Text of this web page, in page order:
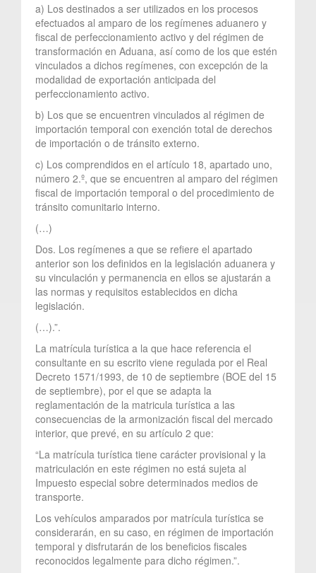
a) Los destinados a ser utilizados en los procesos
efectuados al amparo de los regímenes aduanero y
fiscal de perfeccionamiento activo y del régimen de
transformación en Aduana, así como de los que estén
vinculados a dichos regímenes, con excepción de la
modalidad de exportación anticipada del
perfeccionamiento activo.
b) Los que se encuentren vinculados al régimen de
importación temporal con exención total de derechos
de importación o de tránsito externo.
c) Los comprendidos en el artículo 18, apartado uno,
número 2.º, que se encuentren al amparo del régimen
fiscal de importación temporal o del procedimiento de
tránsito comunitario interno.
(…)
Dos. Los regímenes a que se refiere el apartado
anterior son los definidos en la legislación aduanera y
su vinculación y permanencia en ellos se ajustarán a
las normas y requisitos establecidos en dicha
legislación.
(…).”.
La matrícula turística a la que hace referencia el
consultante en su escrito viene regulada por el Real
Decreto 1571/1993, de 10 de septiembre (BOE del 15
de septiembre), por el que se adapta la
reglamentación de la matricula turística a las
consecuencias de la armonización fiscal del mercado
interior, que prevé, en su artículo 2 que:
“La matrícula turística tiene carácter provisional y la
matriculación en este régimen no está sujeta al
Impuesto especial sobre determinados medios de
transporte.
Los vehículos amparados por matrícula turística se
considerarán, en su caso, en régimen de importación
temporal y disfrutarán de los beneficios fiscales
reconocidos legalmente para dicho régimen.”.